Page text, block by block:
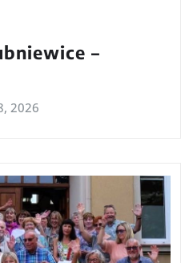
–
2026